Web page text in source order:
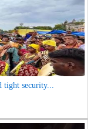
tight security...